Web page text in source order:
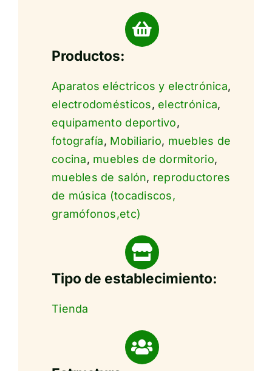
Productos:
Aparatos eléctricos y electrónica,
electrodomésticos, electrónica,
equipamento deportivo,
fotografía, Mobiliario, muebles de
cocina, muebles de dormitorio,
muebles de salón, reproductores
de música (tocadiscos,
gramófonos,etc)
Tipo de establecimiento:
Tienda